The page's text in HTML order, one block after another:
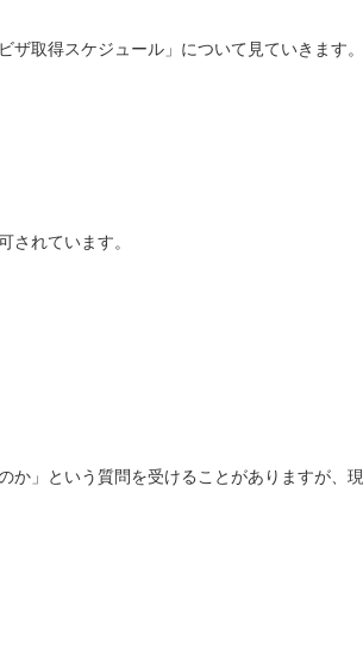
ザ取得スケジュール」について見ていきます。
されています。
か」という質問を受けることがありますが、